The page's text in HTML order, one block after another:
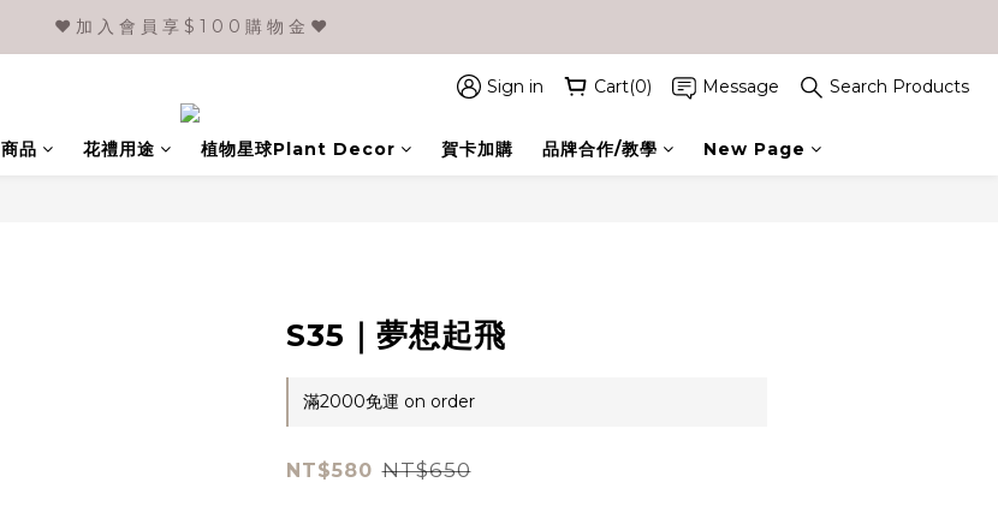
❤️ 加 入 會 員 享 $ 1 0 0 購 物 金 ❤️
Sign in Cart(0) Message Search Products
商品 花禮用途 植物星球Plant Decor 賀卡加購 品牌合作/教學 New Page
S35｜夢想起飛
滿2000免運 on order
NT$580 NT$650